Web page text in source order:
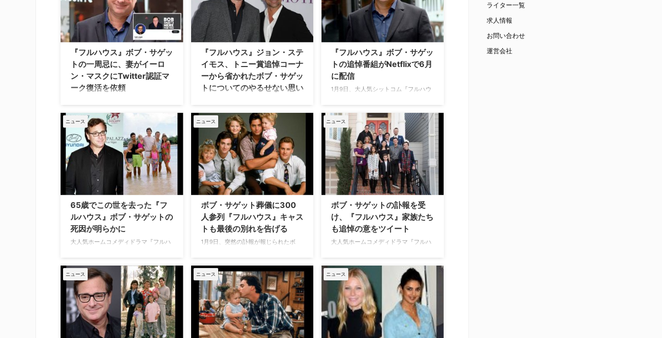
Entertainment Weeklyが伝えた。 ジェ
シー、ジョーイ、娘たちとキミーも反
応 ジェシー役のジョン・ステイモス
は、ジョーイ役のデイヴ・クーリエ、
ブレ、ステファニー役のジョディ・ス
ウィーティン、キミー役のアンドレ
ア・バー …
報道に関して苦言を呈した。米
E!Onlineが報じている。 近親者よりも
先にメディアが死を知る？ マシューの
訃報を目にしたケリーは、夫ボブが亡
う。TikTokにあげた動画の中で、次の
ように語っている。「昨日、TMZがマ
シュー・ペリーに …
ABCにて1987年から1995年にかけて放
送された『フルハウス』での共演を機
にプライベートでも親交を深め、長年
にわたり親友同士だったジョンとボ
ったと知った時の悲しみについてジョ
ンが口を開いた。 回顧録「If Yo …
『フルハウス』ボブ・サゲッ
トの一周忌に、妻がイーロ
ン・マスクにTwitter認証マ
ーク復活を依頼
1月9日に逝去したボブ・サゲットの一
周忌を迎え、妻のケリー・リゾが、
Twitterを買収したイーロン・マスクに
ボブのアカウント認証済みチェックマ
ークを復活させるよう依頼している。
「夫は本当にTwitterが大好きだった」
ボブのTwitterアカウントは現在も220
万人ものフォロワーを誇っているが、
昨年にボブが亡くなってから投稿は更
新されておらず、マスクの買収により
Twitterが新体制となったことで、
2022年のある時点でボブのア …
『フルハウス』ジョン・ステ
イモス、トニー賞追悼コーナ
ーから省かれたボブ・サゲッ
トについてのやるせない思い
ナーが設けられている。『フルハウ
ス』のジェシー役で知られるジョン・
ステイモスは、このコーナーで名前を
挙げてもらえなかった親友ボブ・サゲ
ットについて、思いを述べている。米
Colliderが伝えた。 ジョン・ステイモ
スが綴った行き場のない思い 現地時間
の6月12日（日）に開催された第75回
トニー賞授賞式。舞台の世界で最高峰
と言われる同賞では、その年に亡くな
った人を追悼する「In Memoriam」と
いうコーナーが設けられている。 今年
1月、『フ …
『フルハウス』ボブ・サゲッ
トの追悼番組がNetflixで6月
に配信
1月9日、大人気シットコム『フルハウ
サゲットが65歳で永眠したという衝撃
のニュースが報じられてから早3か
月。俳優だけでなく、スタンダップコ
メディアンとしても活躍したボブを偲
び、Netflixで6月に追悼番組が配信さ
れることが明らかとなった。米
Colliderが報じている。 この追悼番組
は、1月にハリウッドのザ・コメデ
開催され、その映像を編集した内容に
なるとのこと。ボブの親友の一人であ
るマイク・バインダー（『 …
ニュース
65歳でこの世を去った『フ
ルハウス』ボブ・サゲットの
死因が明らかに
大人気ホームコメディドラマ『フルハ
ーを演じたボブ・サゲット。先日65歳
という若さでこの世を去ったボブだ
が、その死因が明らかになった。米TV
Lineが報じている。 2月9日（水）、ボ
ブの家族は「当局がボブは頭部外傷で
亡くなったと判断した」という…
ニュース
ボブ・サゲット葬儀に300
人参列『フルハウス』キャス
トも最後の別れを告げる
1月9日、突然の訃報が報じられたボ
む300人が参列したとVarietyが伝えて
いる。 滞在先のホテルで、65歳とい
う若さでこの世を去った『フルハウ
ス』のダニー役で知られるボブ。TMZ
によると14日にハリウッドヒルズで行
われた葬儀には少なくとも300人…
ニュース
ボブ・サゲットの訃報を受
け、『フルハウス』家族たち
も追悼の意をツイート
大人気ホームコメディドラマ『フルハ
ー役でおなじみのボブ・サゲットが亡
くなったことはお伝えしたばかり。彼
のあまりに突然の訃報を受けて、業界
関係者らから悲しみの声が上がってお
り、同作で家族を演じた共演者たちも
追悼の意を表している。米Varietyら…
ニュース ニュース ニュース
ライター一覧
求人情報
お問い合わせ
運営会社